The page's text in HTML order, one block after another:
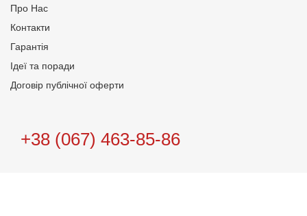
Про Нас
Контакти
Гарантія
Ідеї та поради
Договір публічної оферти
+38 (067) 463-85-86